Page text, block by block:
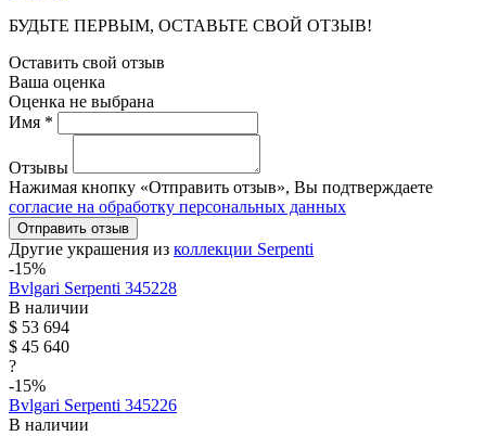
БУДЬТЕ ПЕРВЫМ, ОСТАВЬТЕ СВОЙ ОТЗЫВ!
Оставить свой отзыв
Ваша оценка
Оценка не выбрана
Имя *
Отзывы
Нажимая кнопку «Отправить отзыв», Вы подтверждаете
согласие на обработку персональных данных
Отправить отзыв
Другие украшения из коллекции Serpenti
-15%
Bvlgari Serpenti 345228
В наличии
$ 53 694
$ 45 640
?
-15%
Bvlgari Serpenti 345226
В наличии